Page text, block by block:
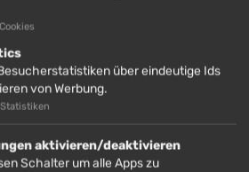
IMBERG
KG
über eindeutige Ids
von Werbung.
aktivieren/deaktivieren
Schalter um alle Apps zu